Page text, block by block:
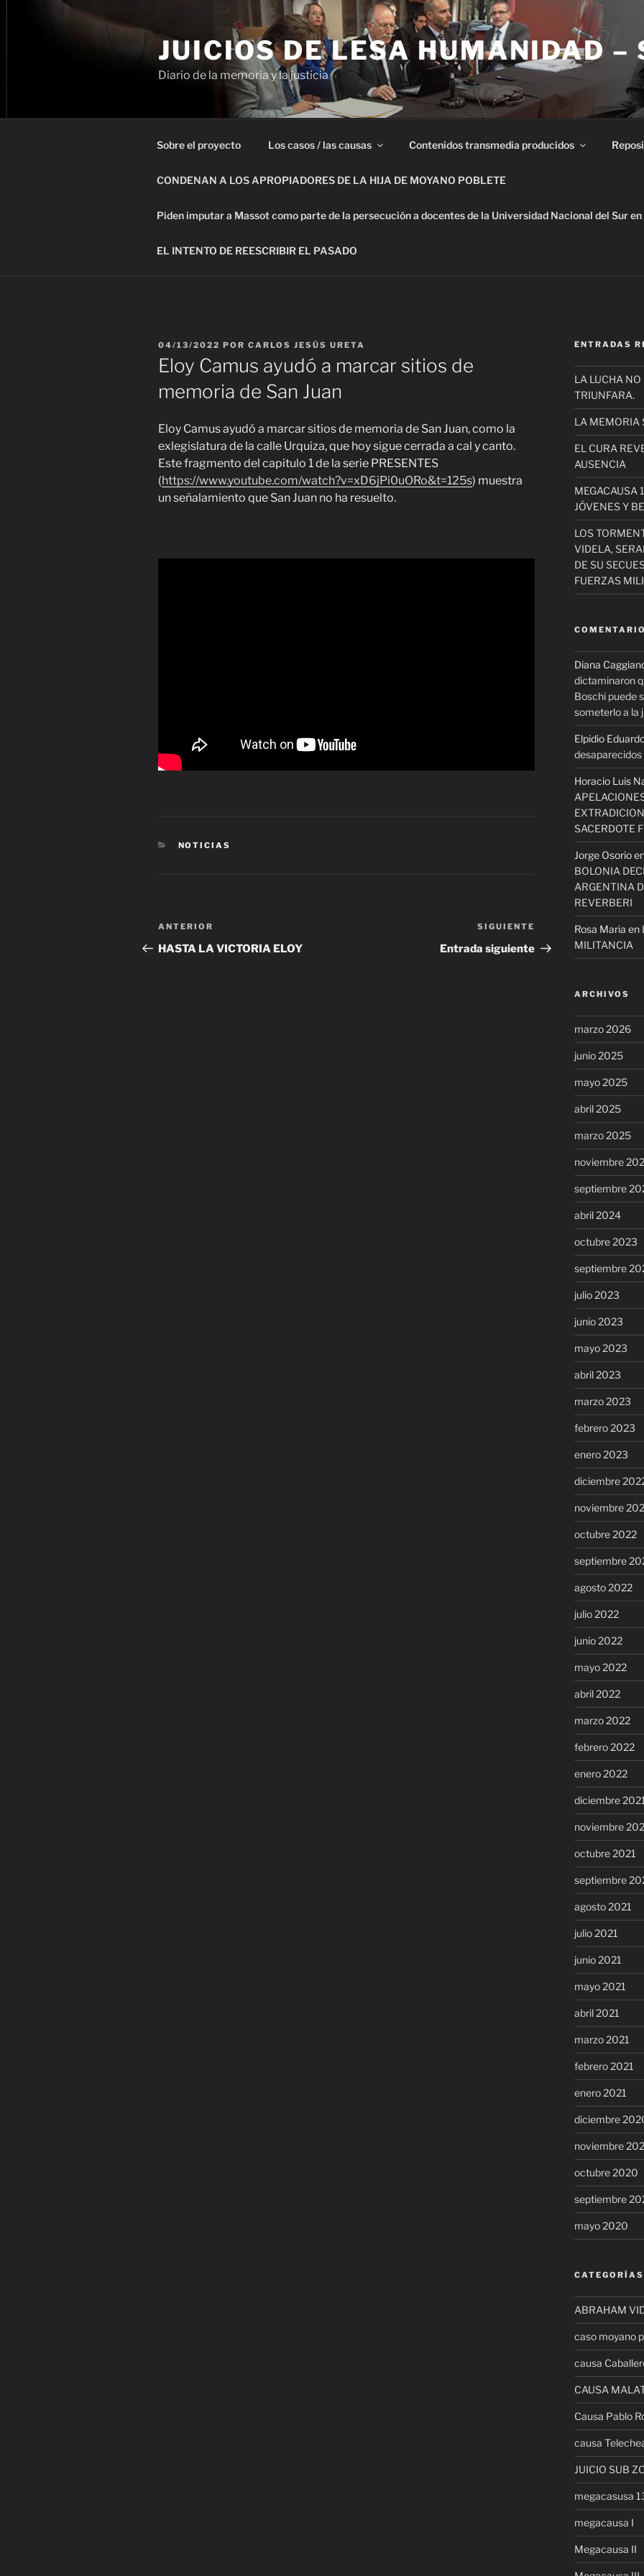
JUICIOS DE LESA HUMANIDAD –
Diario de la memoria y la justicia
Sobre el proyecto Los casos / las causas Contenidos transmedia producidos
CONDENAN A LOS APROPIADORES DE LA HIJA DE MOYANO POBLETE
Piden imputar a Massot como parte de la persecución a docentes de la Universidad Nacional del Sur
EL INTENTO DE REESCRIBIR EL PASADO
PUBLICADO
EL
04/13/2022 POR CARLOS JESÚS URETA
Eloy Camus ayudó a marcar sitios de
memoria de San Juan
Eloy Camus ayudó a marcar sitios de memoria de San Juan, como la
exlegislatura de la calle Urquiza, que hoy sigue cerrada a cal y canto.
Este fragmento del capitulo 1 de la serie PRESENTES
(https://www.youtube.com/watch?v=xD6jPi0uORo&t=125s) muestra
un señalamiento que San Juan no ha resuelto.
CATEGORÍAS
NOTICIAS
Navegación
de
Entrada
anterior
ANTERIOR
HASTA LA VICTORIA ELOY
Siguiente
entrada
SIGUIENTE
Entrada siguiente
ENTRADAS
LA LUCHA
TRIUNFARA.
LA MEMORIA
EL CURA
AUSENCIA
MEGACAUSA
JÓVENES Y
LOS
VIDELA,
DE SU
FUERZAS
Diana
dictaminaron
Boschi puede
someterlo a la
Elpidio
desaparecidos
Horacio Luis
SACERDOTE
Jorge Osorio
BOLONIA
ARGENTINA
REVERBERI
Rosa Maria en
MILITANCIA
ARCHIVOS
marzo 2026
junio 2025
mayo 2025
abril 2025
marzo 2025
noviembre
septiembre
abril 2024
octubre 2023
septiembre
julio 2023
junio 2023
mayo 2023
abril 2023
marzo 2023
febrero 2023
enero 2023
diciembre
noviembre
octubre 2022
septiembre
agosto 2022
julio 2022
junio 2022
mayo 2022
abril 2022
marzo 2022
febrero 2022
enero 2022
diciembre 2021
noviembre
octubre 2021
septiembre
agosto 2021
julio 2021
junio 2021
mayo 2021
abril 2021
marzo 2021
febrero 2021
enero 2021
diciembre
noviembre
octubre 2020
septiembre
mayo 2020
CATEGORÍAS
ABRAHAM
caso moyano
causa
CAUSA
Causa Pablo
causa
JUICIO SUB
megacasusa
megacausa I
Megacausa II